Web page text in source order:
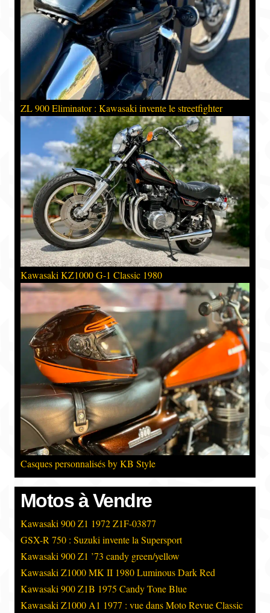
ZL 900 Eliminator : Kawasaki invente le streetfighter
Kawasaki KZ1000 G-1 Classic 1980
Casques personnalisés by KB Style
Motos à Vendre
Kawasaki 900 Z1 1972 Z1F-03877
GSX-R 750 : Suzuki invente la Supersport
Kawasaki 900 Z1 ’73 candy green/yellow
Kawasaki Z1000 MK II 1980 Luminous Dark Red
Kawasaki 900 Z1B 1975 Candy Tone Blue
Kawasaki Z1000 A1 1977 : vue dans Moto Revue Classic